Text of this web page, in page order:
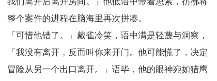
整个案件的进程在脑海里再次拼凑。
「可惜他错了。」戴雀冷笑，语中满是轻蔑与洞察，
「我没有离开，反而叫你来开门。他可能慌了，决定
冒险从另一个出口离开。」语毕，他的眼神宛如猎鹰